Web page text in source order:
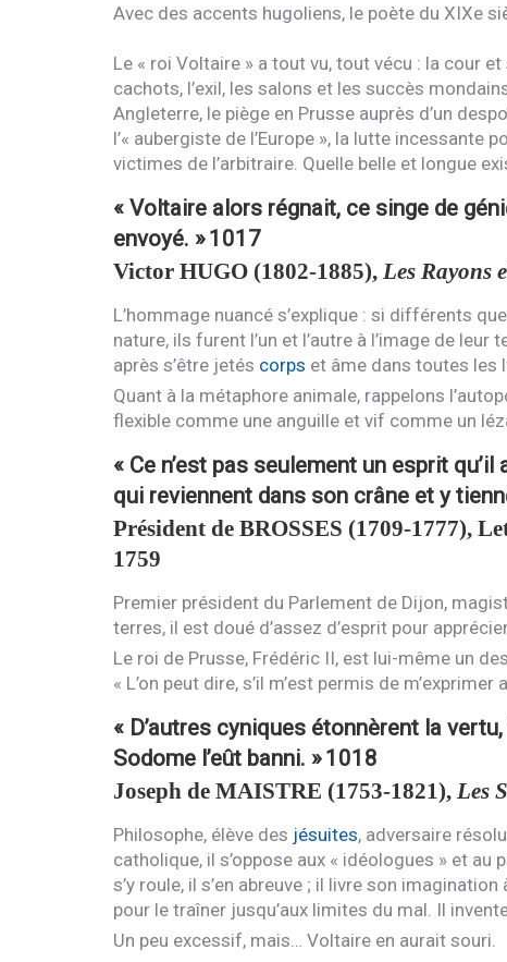
Avec des accents hugoliens, le poète du XIXe
Le « roi Voltaire » a tout vu, tout vécu : la cour
cachots, l’exil, les salons et les succès
Angleterre, le piège en Prusse auprès d’un
l’« aubergiste de l’Europe », la lutte incessante
victimes de l’arbitraire. Quelle belle et longue
« Voltaire alors régnait, ce singe de
envoyé. »1017
Victor HUGO(1802-1885), Les Rayons
L’hommage nuancé s’explique : si différents
nature, ils furent l’un et l’autre à l’image de
après s’être jetés corps et âme dans toutes les
Quant à la métaphore animale, rappelons
flexible comme une anguille et vif comme un
« Ce n’est pas seulement un esprit
qui reviennent dans son crâne et y
Président de BROSSES (1709-1777),
1759
Premier président du Parlement de Dijon,
terres, il est doué d’assez d’esprit pour
Le roi de Prusse, Frédéric II, est lui-même un
« L’on peut dire, s’il m’est permis de
« D’autres cyniques étonnèrent la
Sodome l’eût banni. »1018
Joseph de MAISTRE (1753-1821), Les
Philosophe, élève des jésuites, adversaire
catholique, il s’oppose aux « idéologues » et au
s’y roule, il s’en abreuve ; il livre son
pour le traîner jusqu’aux limites du mal. Il
Un peu excessif, mais… Voltaire en aurait souri.